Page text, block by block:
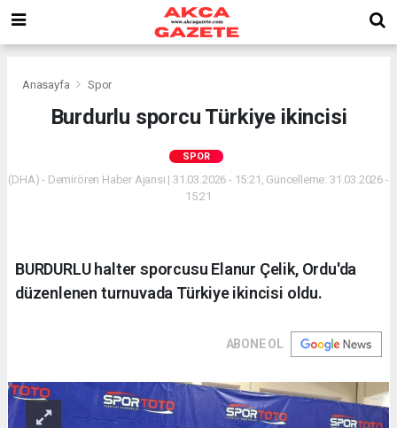
Anasayfa Spor
Burdurlu sporcu Türkiye ikincisi
SPOR
(DHA) - Demirören Haber Ajansı | 31.03.2026 - 15:21, Güncelleme: 31.03.2026 -
15:21
BURDURLU halter sporcusu Elanur Çelik, Ordu'da
düzenlenen turnuvada Türkiye ikincisi oldu.
ABONE OL